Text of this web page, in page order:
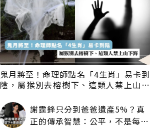
鬼月將至！命理師點名「4生肖」易卡到
陰，屬猴別去榕樹下、這類人禁上山下
謝霆鋒只分到爸爸遺產5%？真
正的傳承智慧：公平，不是每個